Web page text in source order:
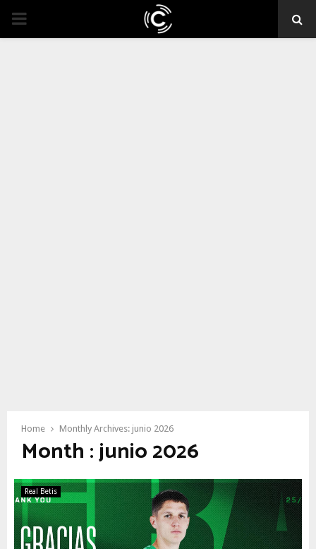
PRIMARY
Home Monthly Archives: junio 2026
Month : junio 2026
Real Betis